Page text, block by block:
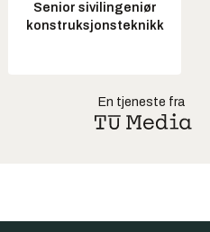
Senior sivilingeniør
konstruksjonsteknikk
En tjeneste fra